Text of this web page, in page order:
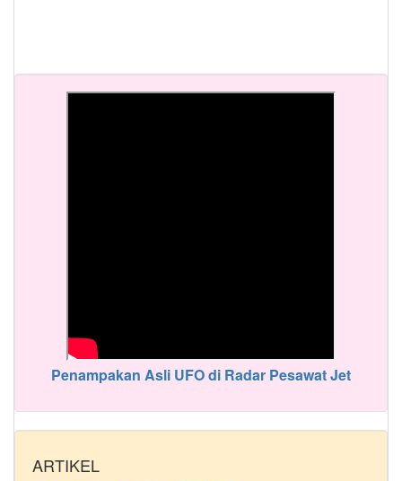
Penampakan Asli UFO di Radar Pesawat Jet
ARTIKEL